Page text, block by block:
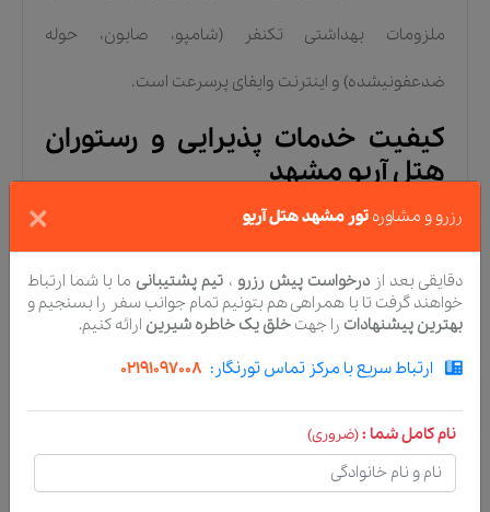
ملزومات بهداشتی تکنفر (شامپو، صابون، حوله
ضدعفونیشده) و اینترنت وایفای پرسرعت است.
کیفیت خدمات پذیرایی و رستوران
هتل آریو مشهد
یکی از نقاط قوت برجسته در تجربه مسافران تور مشهد هتل
آریو، کیفیت مطلوب خدمات غذایی آن است. سالن رستوران
هتل با ظرفیت مناسب و فضایی کاملاً بهداشتی و شیک،
روزانه در سه نوبت صبحانه، ناهار و شام آماده پذیرایی از
زائران گرامی است.
صبحانه هتل به صورت بوفه سرد و گرم سرو میشود که
رزرو و مشاوره تور مشهد هتل آریو ×
دقایقی بعد ازدرخواست پیش رزرو ، تیم پشتیبانی ما با شما ارتباط
خواهند گرفت تا با همراهی هم بتونیم تمام جوانب سفر را بسنجیم و
بهترین پیشنهادات را جهت خلق یک خاطره شیرین ارائه کنیم.
ارتباط سریع با مرکز تماس تورنگار: 02191097008
نام کامل شما :(ضروری)